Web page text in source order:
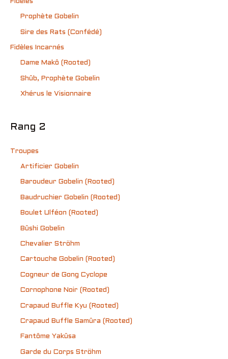
Prophète Gobelin
Sire des Rats (Confédé)
Fidèles Incarnés
Dame Makô (Rooted)
Shûb, Prophète Gobelin
Xhérus le Visionnaire
Rang 2
Troupes
Artificier Gobelin
Baroudeur Gobelin (Rooted)
Baudruchier Gobelin (Rooted)
Boulet Ulféon (Rooted)
Bûshi Gobelin
Chevalier Ströhm
Cartouche Gobelin (Rooted)
Cogneur de Gong Cyclope
Cornophone Noir (Rooted)
Crapaud Buffle Kyu (Rooted)
Crapaud Buffle Samûra (Rooted)
Fantôme Yakûsa
Garde du Corps Ströhm